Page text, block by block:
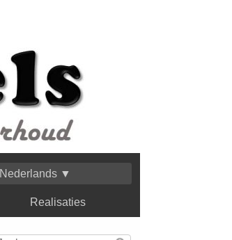
Nederlands ▼
Realisaties